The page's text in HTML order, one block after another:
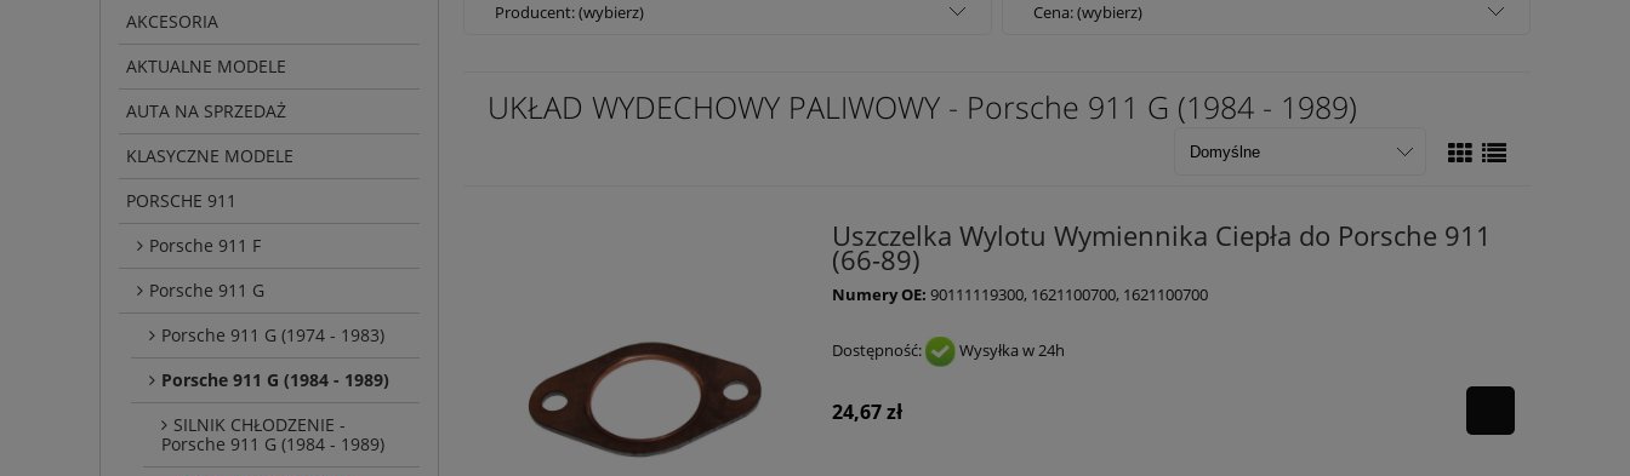
AKCESORIA
AKTUALNE MODELE
AUTA NA SPRZEDAŻ
KLASYCZNE MODELE
PORSCHE 911
Porsche 911 F
Porsche 911 G
Porsche 911 G (1974 - 1983)
Porsche 911 G (1984 - 1989)
SILNIK CHŁODZENIE -
Porsche 911 G (1984 - 1989)
Producent: (wybierz) Cena: (wybierz)
UKŁAD WYDECHOWY PALIWOWY - Porsche 911 G (1984 - 1989)
Uszczelka Wylotu Wymiennika Ciepła do Porsche 911
(66-89)
Numery OE: 90111119300, 1621100700, 1621100700
Dostępność: Wysyłka w 24h
24,67 zł